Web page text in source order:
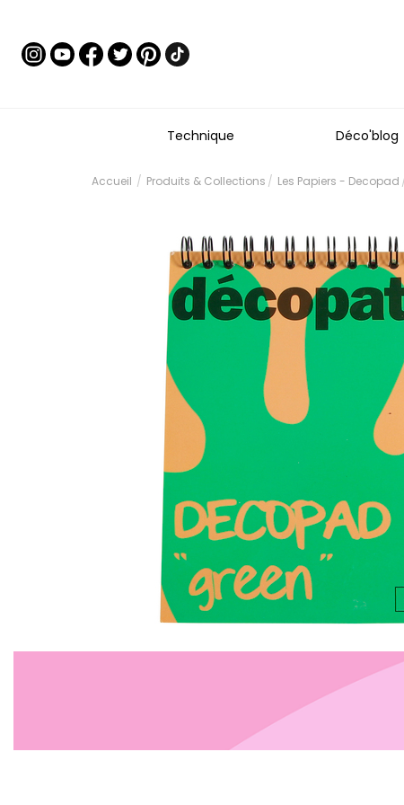
Technique Déco'blog
Accueil Produits & Collections Les Papiers - Decopad